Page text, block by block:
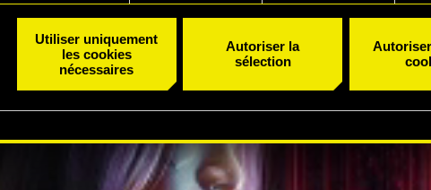
Utiliser uniquement
les cookies
nécessaires
Autoriser la
sélection